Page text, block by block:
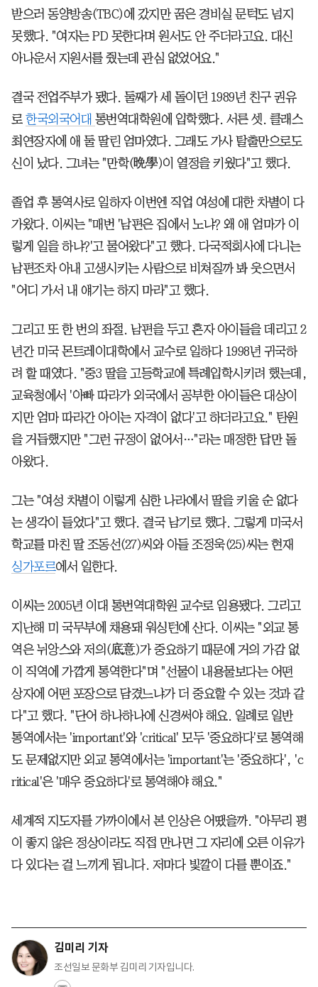
받으러 동양방송(TBC)에 갔지만 꿈은 경비실 문턱도 넘지
못했다. "여자는 PD 못한다며 원서도 안 주더라고요. 대신
아나운서 지원서를 줬는데 관심 없었어요."
결국 전업주부가 됐다. 둘째가 세 돌이던 1989년 친구 권유
로 한국외국어대 통번역대학원에 입학했다. 서른 셋. 클래스
최연장자에 애 둘 딸린 엄마였다. 그래도 가사 탈출만으로도
신이 났다. 그녀는 "만학(晩學)이 열정을 키웠다"고 했다.
졸업 후 통역사로 일하자 이번엔 직업 여성에 대한 차별이 다
가왔다. 이씨는 "매번 '남편은 집에서 노냐? 왜 애 엄마가 이
렇게 일을 하냐?'고 물어왔다"고 했다. 다국적회사에 다니는
남편조차 아내 고생시키는 사람으로 비쳐질까 봐 웃으면서
"어디 가서 내 얘기는 하지 마라"고 했다.
그리고 또 한 번의 좌절. 남편을 두고 혼자 아이들을 데리고 2
년간 미국 몬트레이대학에서 교수로 일하다 1998년 귀국하
려 할 때였다. "중3 딸을 고등학교에 특례입학시키려 했는데,
교육청에서 '아빠 따라가 외국에서 공부한 아이들은 대상이
지만 엄마 따라간 아이는 자격이 없다'고 하더라고요." 탄원
을 거듭했지만 "그런 규정이 없어서…"라는 매정한 답만 돌
아왔다.
그는 "여성 차별이 이렇게 심한 나라에서 딸을 키울 순 없다
는 생각이 들었다"고 했다. 결국 남기로 했다. 그렇게 미국서
학교를 마친 딸 조동선(27)씨와 아들 조정욱(25)씨는 현재
싱가포르에서 일한다.
이씨는 2005년 이대 통번역대학원 교수로 임용됐다. 그리고
지난해 미 국무부에 채용돼 워싱턴에 산다. 이씨는 "외교 통
역은 뉘앙스와 저의(底意)가 중요하기 때문에 거의 가감 없
이 직역에 가깝게 통역한다"며 "선물이 내용물보다는 어떤
상자에 어떤 포장으로 담겼느냐가 더 중요할 수 있는 것과 같
다"고 했다. "단어 하나하나에 신경써야 해요. 일례로 일반
통역에서는 'important'와 'critical' 모두 '중요하다'로 통역해
도 문제없지만 외교 통역에서는 'important'는 '중요하다', 'c
ritical'은 '매우 중요하다'로 통역해야 해요."
세계적 지도자를 가까이에서 본 인상은 어땠을까. "아무리 평
이 좋지 않은 정상이라도 직접 만나면 그 자리에 오른 이유가
다 있다는 걸 느끼게 됩니다. 저마다 빛깔이 다를 뿐이죠."
김미리 기자
조선일보 문화부 김미리 기자입니다.